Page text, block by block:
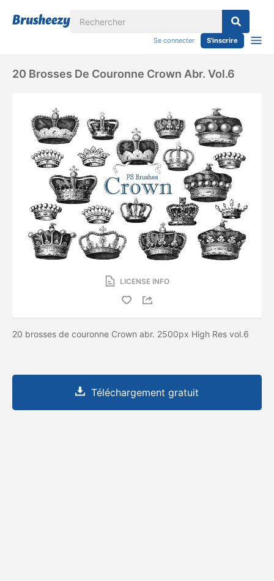
Se connecter S'inscrire
20 Brosses De Couronne Crown Abr. Vol.6
LICENSE INFO
20 brosses de couronne Crown abr. 2500px High Res vol.6
Téléchargement gratuit